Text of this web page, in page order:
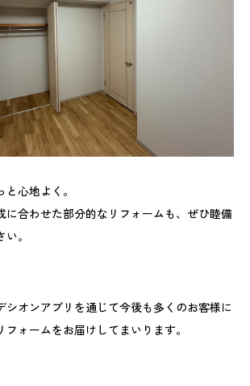
心地よく。
に合わせた部分的なリフォームも、ぜひ睦備
。
シオンアプリを通じて今後も多くのお客様に
ォームをお届けしてまいります。